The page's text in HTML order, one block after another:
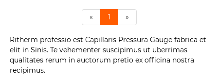
« 1 »
Ritherm professio est Capillaris Pressura Gauge fabrica et
elit in Sinis. Te vehementer suscipimus ut uberrimas
qualitates rerum in auctorum pretio ex officina nostra
recipimus.